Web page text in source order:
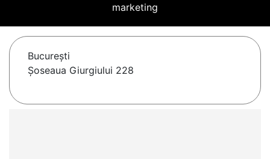
marketing
Bucureşti
Șoseaua Giurgiului 228